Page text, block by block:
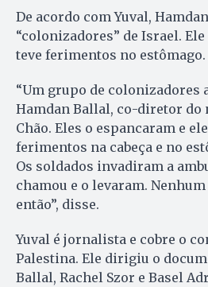
De acordo com Yuval,
“colonizadores” de Israel.
teve ferimentos no estômago.
“Um grupo de colonizadores
Hamdan Ballal, co-diretor do
Chão. Eles o espancaram e
ferimentos na cabeça e no
Os soldados invadiram a
chamou e o levaram.
então”, disse.
Yuval é jornalista e cobre o
Palestina. Ele dirigiu o
Ballal, Rachel Szor e Basel